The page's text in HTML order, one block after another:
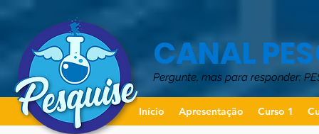
CANAL
Pergunte, mas para responder:
Início Apresentação Curso 1